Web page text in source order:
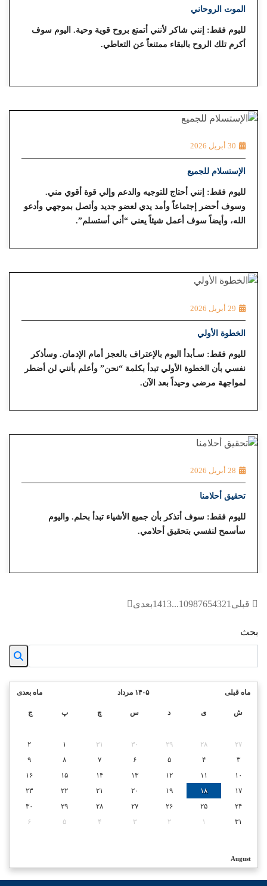
الموت الروحاني
لليوم فقط: إنني شاكر لأنني أتمتع بروح قوية وحية. اليوم سوف
أكرم تلك الروح بالبقاء ممتنعاً عن التعاطي.
30 أبريل 2026
الإستسلام للجميع
لليوم فقط: إنني أحتاج للتوجيه والدعم وإلي قوة أقوي مني.
وسوف أحضر إجتماعاً وأمد يدي لعضو جديد وأتصل بموجهي وأدعو
الله، وأيضاً سوف أعمل شيئاً يعني “أني أستسلم”.
29 أبريل 2026
الخطوة الأولي
لليوم فقط: سـأبدأ اليوم بالإعتراف بالعجز أمام الإدمان. وسأذكر
نفسي بأن الخطوة الأولي تبدأ بكلمة “نحن” وأعلم بأنني لن أضطر
لمواجهة مرضي وحيداً بعد الآن.
28 أبريل 2026
تحقيق أحلامنا
لليوم فقط: سوف أتذكر بأن جميع الأشياء تبدأ بحلم. واليوم
سأسمح لنفسي بتحقيق أحلامي.
قبلی 1
2
3
4
5
6
7
8
9
10
...
13
14بعدی
بحث
ماه بعدی ۱۴۰۵ مرداد ماه قبلی
ش ی د س چ پ ج
۲۷ ۲۸ ۲۹ ۳۰ ۳۱ ۱
۲
۳
۴ ۵ ۶ ۷ ۸
۹
۱۰
۱۱ ۱۲ ۱۳ ۱۴ ۱۵
۱۶
۱۷
۱۸ ۱۹ ۲۰ ۲۱ ۲۲
۲۳
۲۴
۲۵ ۲۶ ۲۷ ۲۸ ۲۹
۳۰
۳۱
۱ ۲ ۳ ۴ ۵ ۶
August